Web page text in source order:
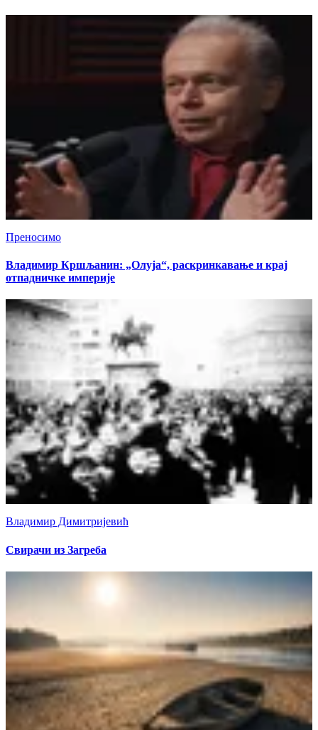
Преносимо
Владимир Кршљанин: „Олуја“, раскринкавање и крај
отпадничке империје
Владимир Димитријевић
Свирачи из Загреба